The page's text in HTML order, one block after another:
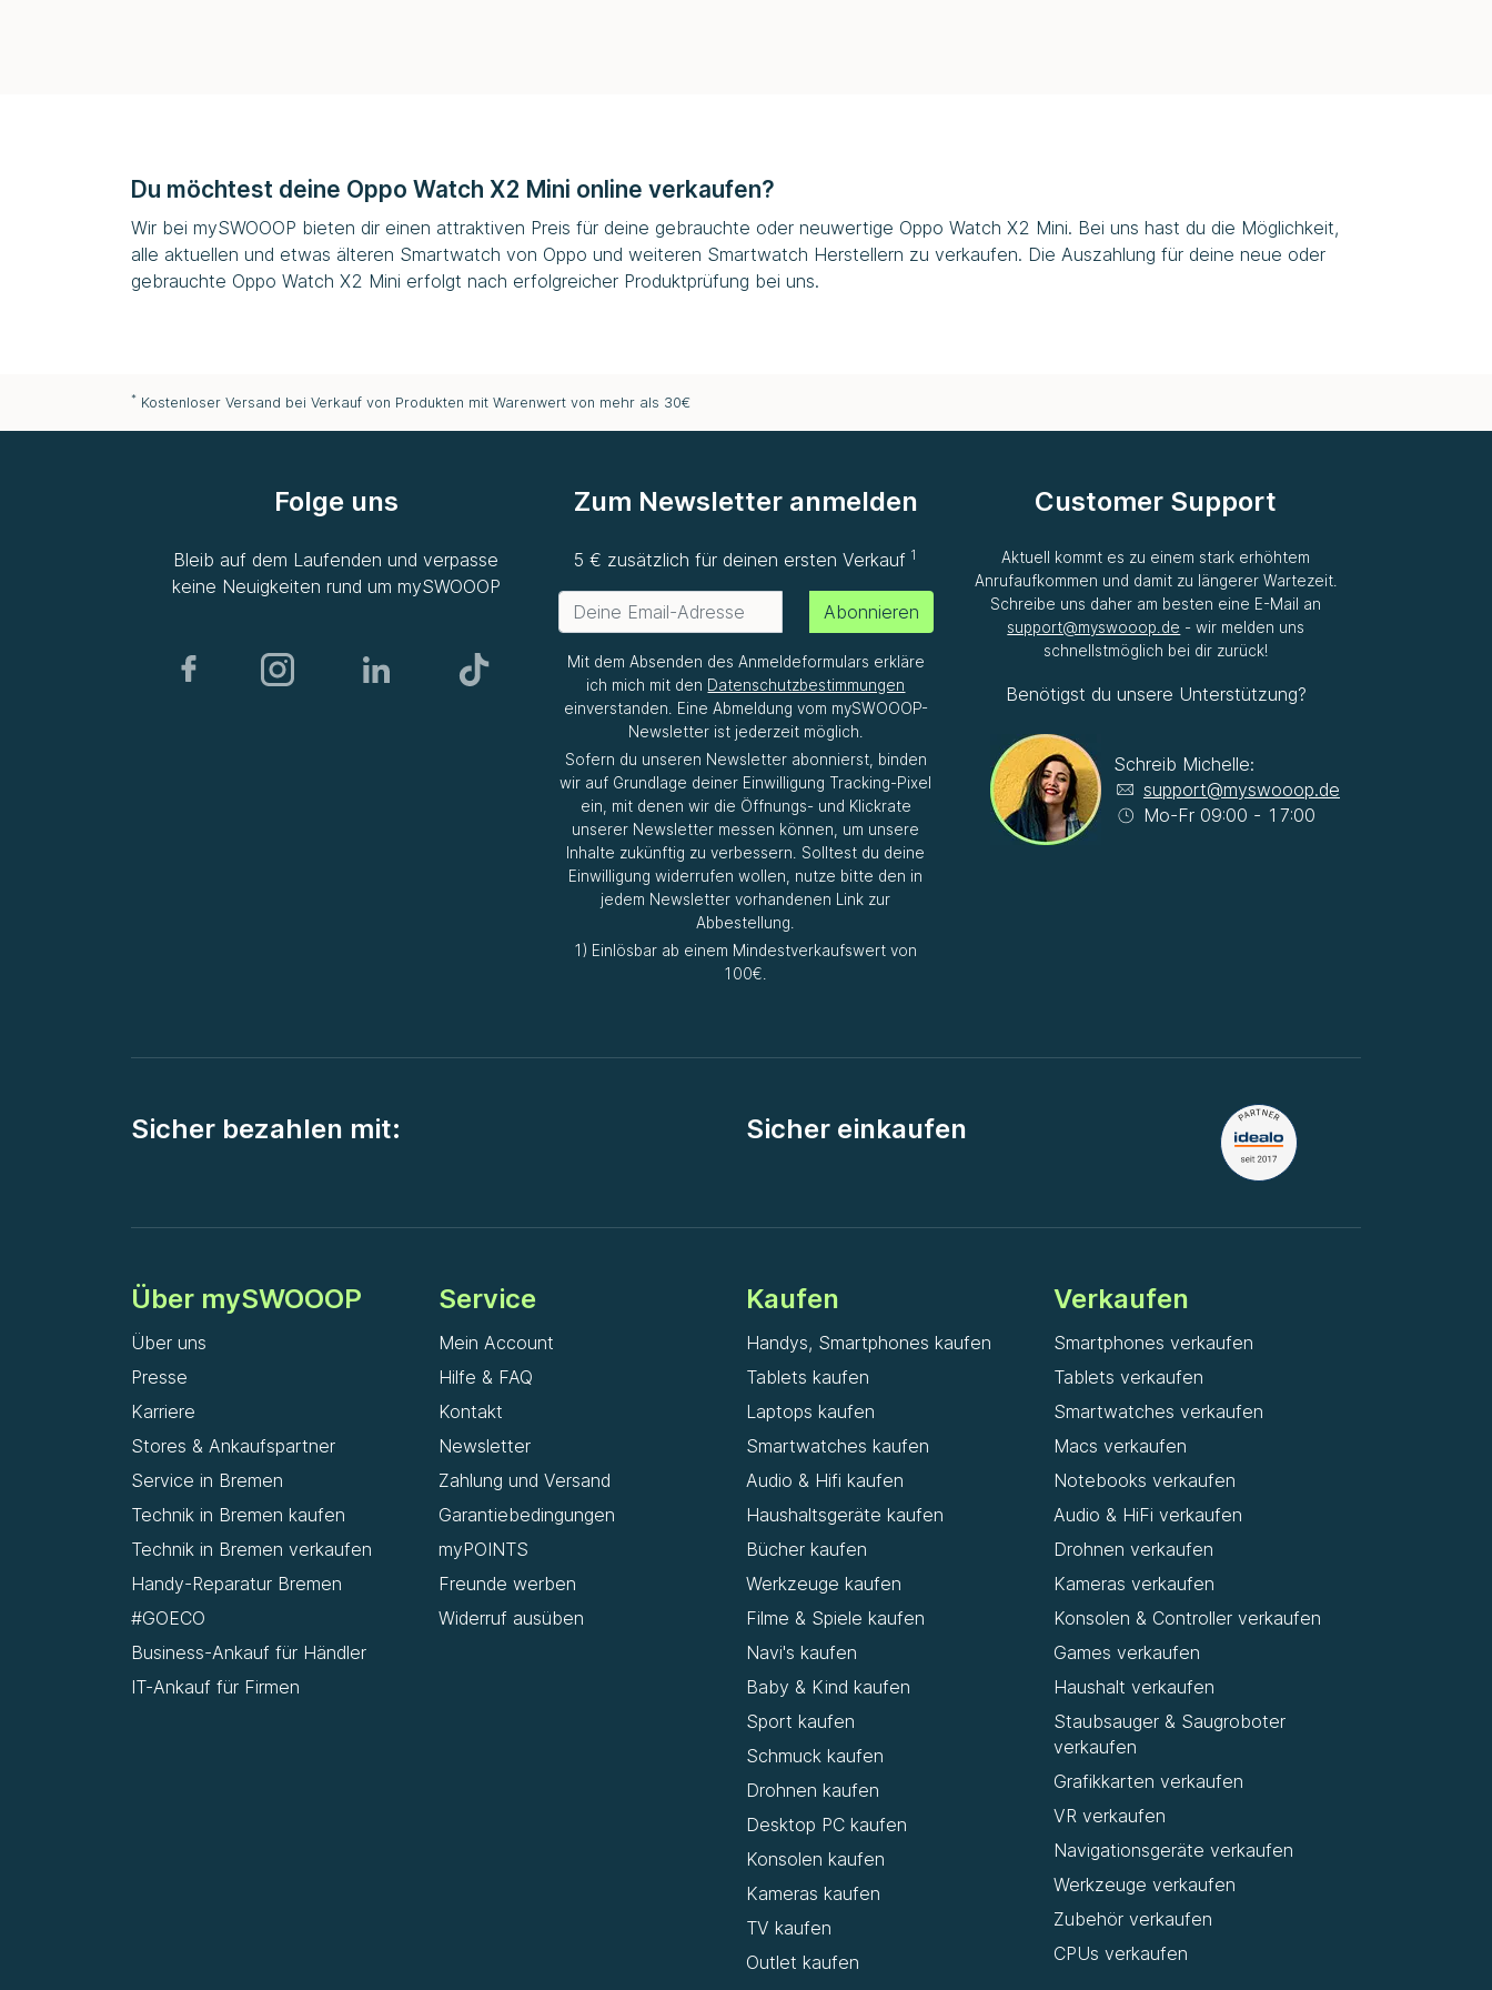
Du möchtest deine Oppo Watch X2 Mini online verkaufen?
Wir bei mySWOOOP bieten dir einen attraktiven Preis für deine gebrauchte oder neuwertige Oppo Watch X2 Mini. Bei uns hast du die Möglichkeit,
alle aktuellen und etwas älteren Smartwatch von Oppo und weiteren Smartwatch Herstellern zu verkaufen. Die Auszahlung für deine neue oder
gebrauchte Oppo Watch X2 Mini erfolgt nach erfolgreicher Produktprüfung bei uns.
* Kostenloser Versand bei Verkauf von Produkten mit Warenwert von mehr als 30€
Folge uns
Bleib auf dem Laufenden und verpasse
keine Neuigkeiten rund um mySWOOOP
Zum Newsletter anmelden
5 € zusätzlich für deinen ersten Verkauf 1
Abonnieren
Mit dem Absenden des Anmeldeformulars erkläre
ich mich mit den Datenschutzbestimmungen
einverstanden. Eine Abmeldung vom mySWOOOP-
Newsletter ist jederzeit möglich.
Sofern du unseren Newsletter abonnierst, binden
wir auf Grundlage deiner Einwilligung Tracking-Pixel
ein, mit denen wir die Öffnungs- und Klickrate
unserer Newsletter messen können, um unsere
Inhalte zukünftig zu verbessern. Solltest du deine
Einwilligung widerrufen wollen, nutze bitte den in
jedem Newsletter vorhandenen Link zur
Abbestellung.
1) Einlösbar ab einem Mindestverkaufswert von
100€.
Customer Support
Aktuell kommt es zu einem stark erhöhtem
Anrufaufkommen und damit zu längerer Wartezeit.
Schreibe uns daher am besten eine E-Mail an
support@myswooop.de - wir melden uns
schnellstmöglich bei dir zurück!
Benötigst du unsere Unterstützung?
Schreib Michelle:
support@myswooop.de
Mo-Fr 09:00 - 17:00
Sicher bezahlen mit: Sicher einkaufen
Über mySWOOOP
Über uns
Presse
Karriere
Stores & Ankaufspartner
Service in Bremen
Technik in Bremen kaufen
Technik in Bremen verkaufen
Handy-Reparatur Bremen
#GOECO
Business-Ankauf für Händler
IT-Ankauf für Firmen
Service
Mein Account
Hilfe & FAQ
Kontakt
Newsletter
Zahlung und Versand
Garantiebedingungen
myPOINTS
Freunde werben
Widerruf ausüben
Kaufen
Handys, Smartphones kaufen
Tablets kaufen
Laptops kaufen
Smartwatches kaufen
Audio & Hifi kaufen
Haushaltsgeräte kaufen
Bücher kaufen
Werkzeuge kaufen
Filme & Spiele kaufen
Navi's kaufen
Baby & Kind kaufen
Sport kaufen
Schmuck kaufen
Drohnen kaufen
Desktop PC kaufen
Konsolen kaufen
Kameras kaufen
TV kaufen
Outlet kaufen
Verkaufen
Smartphones verkaufen
Tablets verkaufen
Smartwatches verkaufen
Macs verkaufen
Notebooks verkaufen
Audio & HiFi verkaufen
Drohnen verkaufen
Kameras verkaufen
Konsolen & Controller verkaufen
Games verkaufen
Haushalt verkaufen
Staubsauger & Saugroboter
verkaufen
Grafikkarten verkaufen
VR verkaufen
Navigationsgeräte verkaufen
Werkzeuge verkaufen
Zubehör verkaufen
CPUs verkaufen